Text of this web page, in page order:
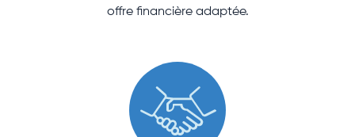
offre financière adaptée.